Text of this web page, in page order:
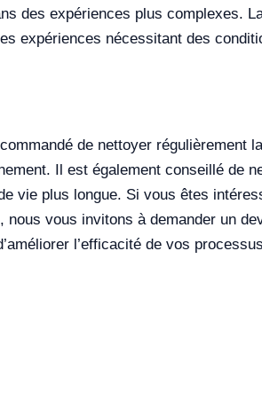
des expériences plus complexes.
expériences nécessitant des
de nettoyer régulièrement
Il est également conseillé de
vie plus longue. Si vous êtes
vous invitons à demander un
l’efficacité de vos